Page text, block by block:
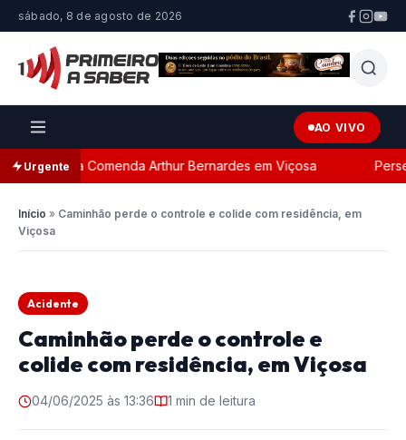
sábado, 8 de agosto de 2026
AO VIVO
Urgente
com a Comenda Arthur Bernardes em Viçosa
Início » Caminhão perde o controle e colide com residência, em
Viçosa
Acidente
Caminhão perde o controle e
colide com residência, em Viçosa
04/06/2025 às 13:36 1 min de leitura